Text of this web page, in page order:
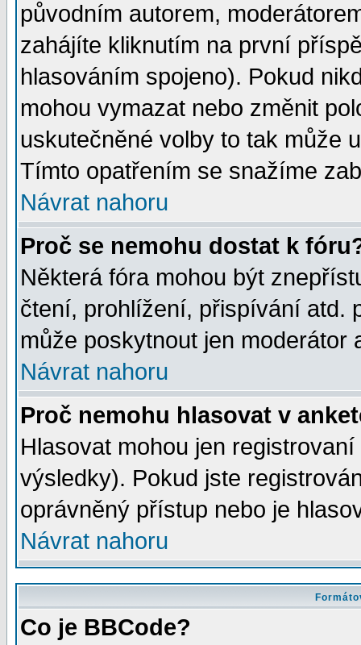
původním autorem,
zahájíte kliknutím na první
hlasováním spojeno). Pokud
mohou vymazat nebo změnit
uskutečněné volby to tak může
Tímto opatřením se snažíme
Návrat nahoru
Proč se nemohu dostat k
Některá fóra mohou být
čtení, prohlížení, přispívání atd.
může poskytnout jen moderátor
Návrat nahoru
Proč nemohu hlasovat v
Hlasovat mohou jen
výsledky). Pokud jste
oprávněný přístup nebo je
Návrat nahoru
Co je BBCode?